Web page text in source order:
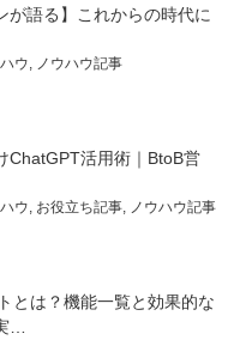
が語る】これからの時代に
ウ ノウハウ記事
ChatGPT活用術｜BtoB営
ウ お役立ち記事 ノウハウ記事
とは？機能一覧と効果的な
…